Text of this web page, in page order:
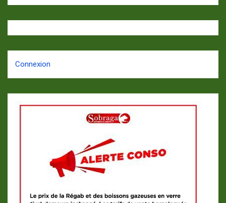
Connexion